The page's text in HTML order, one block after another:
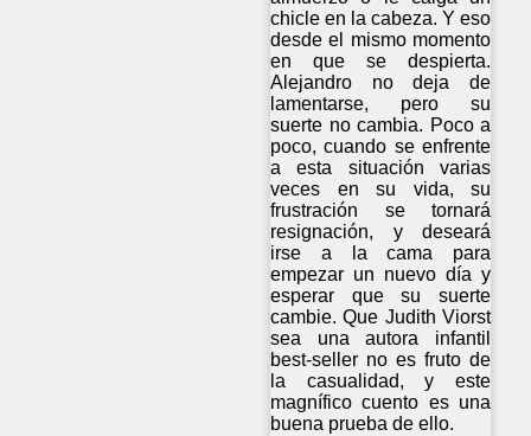
chicle en la cabeza. Y eso
desde el mismo momento
en que se despierta.
Alejandro no deja de
lamentarse, pero su
suerte no cambia. Poco a
poco, cuando se enfrente
a esta situación varias
veces en su vida, su
frustración se tornará
resignación, y deseará
irse a la cama para
empezar un nuevo día y
esperar que su suerte
cambie. Que Judith Viorst
sea una autora infantil
best-seller no es fruto de
la casualidad, y este
magnífico cuento es una
buena prueba de ello.